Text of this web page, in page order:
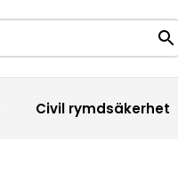
Civil rymdsäkerhet